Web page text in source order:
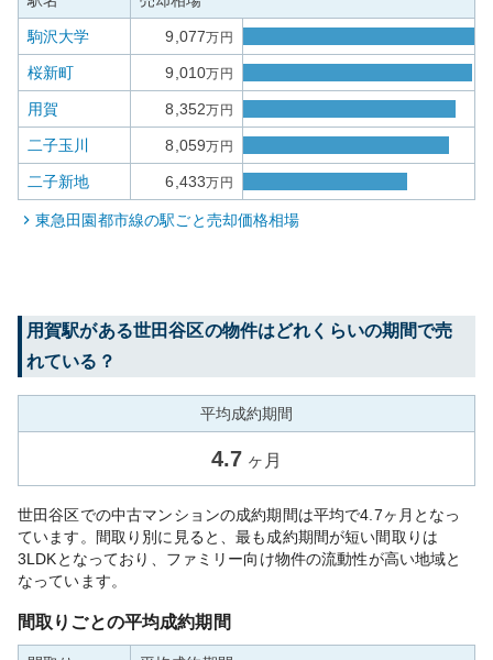
駒沢大学 9,077万円
桜新町 9,010万円
用賀 8,352万円
二子玉川 8,059万円
二子新地 6,433万円
東急田園都市線の駅ごと売却価格相場
用賀駅がある世田谷区の物件はどれくらいの期間で売
れている？
平均成約期間
4.7 ヶ月
世田谷区での中古マンションの成約期間は平均で4.7ヶ月となっ
ています。間取り別に見ると、最も成約期間が短い間取りは
3LDKとなっており、ファミリー向け物件の流動性が高い地域と
なっています。
間取りごとの平均成約期間